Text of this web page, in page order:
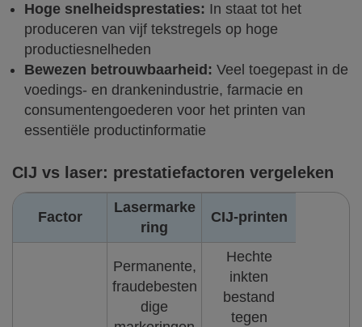
Hoge snelheidsprestaties: In staat tot het
produceren van vijf tekstregels op hoge
productiesnelheden
Bewezen betrouwbaarheid: Veel toegepast in de
voedings- en drankenindustrie, farmacie en
consumentengoederen voor het printen van
essentiële productinformatie
CIJ vs laser: prestatiefactoren vergeleken
Factor
Lasermarke
ring
CIJ-printen
Permanente,
fraudebesten
dige
Hechte
inkten
bestand
tegen